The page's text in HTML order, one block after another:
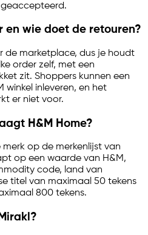
en wie doet de retouren?
de marketplace, dus je houdt
order zelf, met een
zit. Shoppers kunnen een
winkel inleveren, en het
er niet voor.
H&M Home?
op de merkenlijst van
op een waarde van H&M,
code, land van
titel van maximaal 50 tekens
800 tekens.